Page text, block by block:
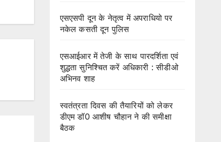
एसएसपी दून के नेतृत्व में अपराधियो पर
नकेल कसती दून पुलिस
एसआईआर में तेजी के साथ पारदर्शिता एवं
शुद्धता सुनिश्चित करें अधिकारी : सीडीओ
अभिनव शाह
स्वतंत्रता दिवस की तैयारियों को लेकर
डीएम डॉ0 आशीष चौहान ने की समीक्षा
बैठक